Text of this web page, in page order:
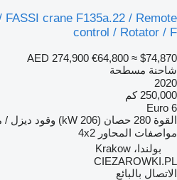
FASSI crane F135a.22 / Remote
control / Rotator / F
AED 274,900 €64,800 ≈ $74,870
شاحنة مسطحة
2020
250,000 كم
Euro 6
القوة 280 حصان (206 kW) وقود ديزل /
مواصفات المحاور 4x2
بولندا، Krakow
CIEZAROWKI.PL
الاتصال بالبائع